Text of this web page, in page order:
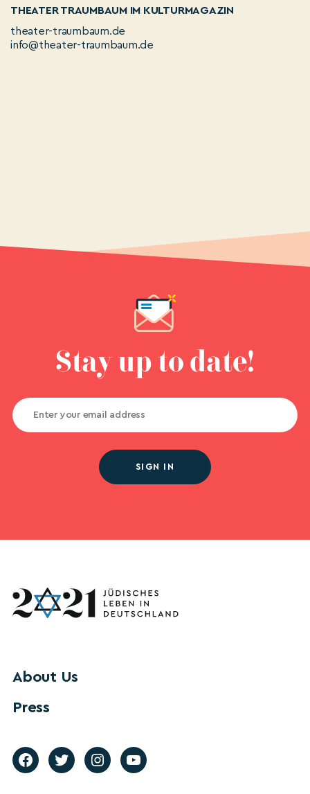
THEATER TRAUMBAUM IM KULTURMAGAZIN
theater-traumbaum.de
info@theater-traumbaum.de
Stay up to date!
SIGN IN
About Us
Press